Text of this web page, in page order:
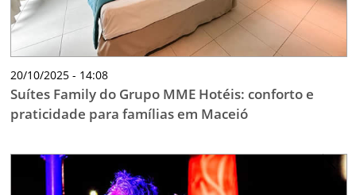
20/10/2025 - 14:08
Suítes Family do Grupo MME Hotéis: conforto e
praticidade para famílias em Maceió